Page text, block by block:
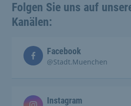
Folgen Sie uns auf
Kanälen:
Facebook
@Stadt.Muenchen
Instagram